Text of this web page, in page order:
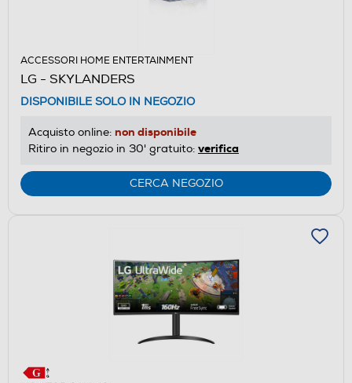
ACCESSORI HOME ENTERTAINMENT
LG - SKYLANDERS
DISPONIBILE SOLO IN NEGOZIO
Acquisto online: non disponibile
Ritiro in negozio in 30' gratuito: verifica
CERCA NEGOZIO